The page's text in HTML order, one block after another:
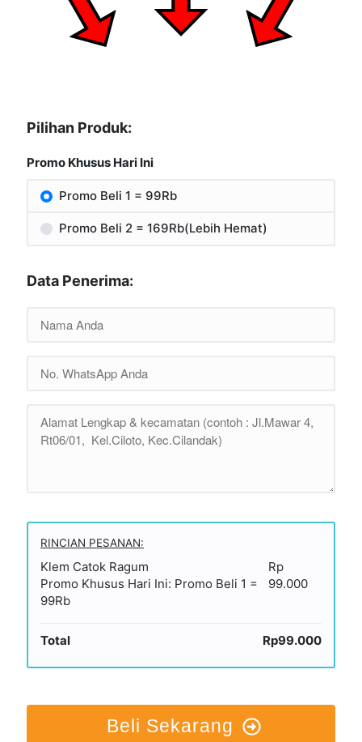
Pilihan Produk:
Promo Khusus Hari Ini
Promo Beli 1 = 99Rb
Promo Beli 2 = 169Rb(Lebih Hemat)
Data Penerima:
RINCIAN PESANAN:
Klem Catok Ragum
Promo Khusus Hari Ini: Promo Beli 1 =
99Rb
Rp
99.000
Total Rp99.000
Beli Sekarang